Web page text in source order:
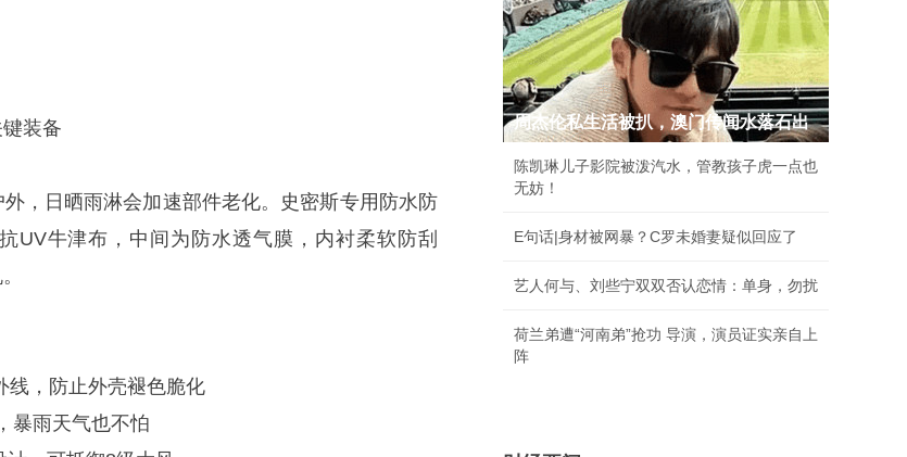
装备
，日晒雨淋会加速部件老化。史密斯专用防水防
UV牛津布，中间为防水透气膜，内衬柔软防刮
线，防止外壳褪色脆化
暴雨天气也不怕
周杰伦私生活被扒，澳门传闻水落石出
陈凯琳儿子影院被泼汽水，管教孩子虎一点也
无妨！
E句话|身材被网暴？C罗未婚妻疑似回应了
艺人何与、刘些宁双双否认恋情：单身，勿扰
荷兰弟遭“河南弟”抢功 导演，演员证实亲自上
阵